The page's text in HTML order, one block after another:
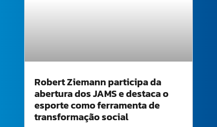
Robert Ziemann participa da
abertura dos JAMS e destaca o
esporte como ferramenta de
transformação social